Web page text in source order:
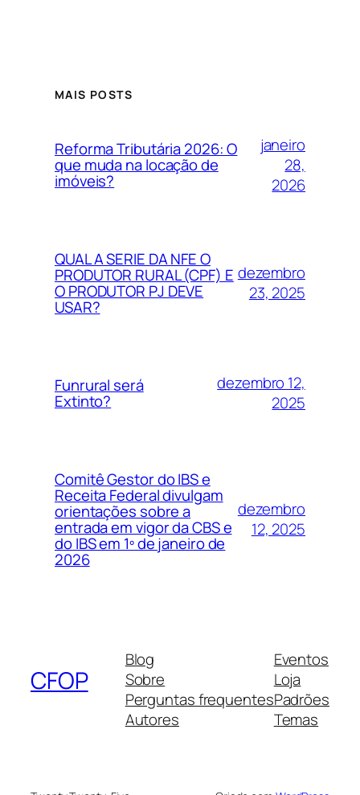
MAIS POSTS
Reforma Tributária 2026: O
que muda na locação de
imóveis?
janeiro
28,
2026
QUAL A SERIE DA NFE O
PRODUTOR RURAL (CPF) E
O PRODUTOR PJ DEVE
USAR?
dezembro
23, 2025
Funrural será
Extinto?
dezembro 12,
2025
Comitê Gestor do IBS e
Receita Federal divulgam
orientações sobre a
entrada em vigor da CBS e
do IBS em 1º de janeiro de
2026
dezembro
12, 2025
CFOP
Blog
Sobre
Perguntas frequentes
Autores
Eventos
Loja
Padrões
Temas